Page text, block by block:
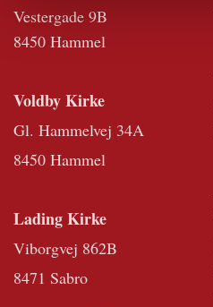
Vestergade 9B
8450 Hammel
Voldby Kirke
Gl. Hammelvej 34A
8450 Hammel
Lading Kirke
Viborgvej 862B
8471 Sabro